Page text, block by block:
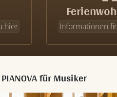
hier Informationen
PIANOVA für Musiker